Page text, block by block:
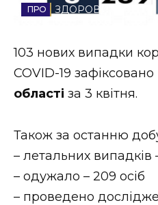
Втрачений Ужгород
Втрачений Ужгород
ЗАКАРПАТСЬКІ
ЗДОРОВ'Я
103 нових випадки
COVID-19 зафіксовано
області за 3 квітня.
Також за останню
– летальних випадків
– одужало – 209 осіб
– проведено